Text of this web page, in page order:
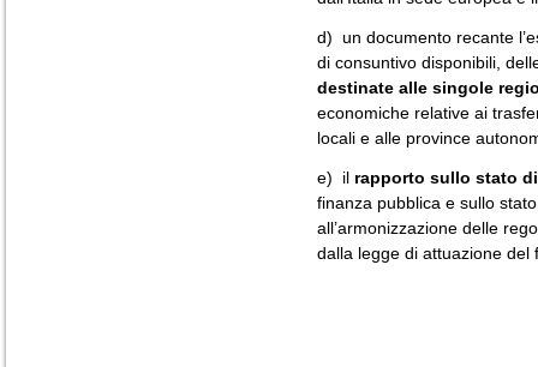
d) un documento recante
di consuntivo disponibili,
destinate alle singole
economiche relative ai
locali e alle province
e) il rapporto sullo stato
finanza pubblica e sullo
all’armonizzazione delle
dalla legge di attuazione del